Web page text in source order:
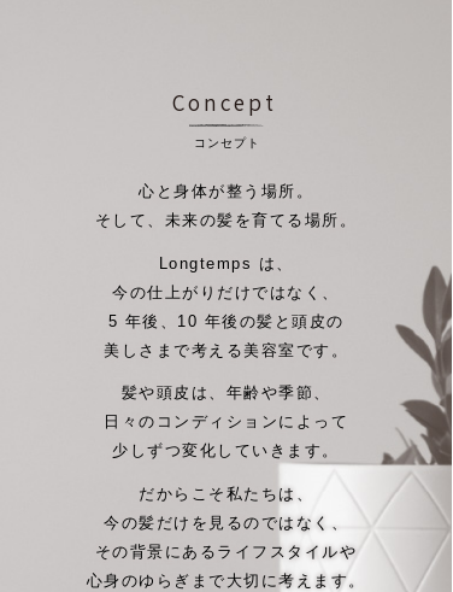
Concept
コンセプト
心と身体が整う場所。
そして、未来の髪を育てる場所。
Longtemps は、
今の仕上がりだけではなく、
5 年後、10 年後の髪と頭皮の
美しさまで考える美容室です。
髪や頭皮は、年齢や季節、
日々のコンディションによって
少しずつ変化していきます。
だからこそ私たちは、
今の髪だけを見るのではなく、
その背景にあるライフスタイルや
心身のゆらぎまで大切に考えます。